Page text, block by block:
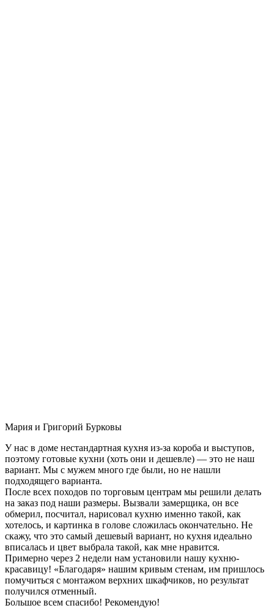
Мария и Григорий Бурковы
У нас в доме нестандартная кухня из-за короба и выступов,
поэтому готовые кухни (хоть они и дешевле) — это не наш
вариант. Мы с мужем много где были, но не нашли
подходящего варианта.
После всех походов по торговым центрам мы решили делать
на заказ под наши размеры. Вызвали замерщика, он все
обмерил, посчитал, нарисовал кухню именно такой, как
хотелось, и картинка в голове сложилась окончательно. Не
скажу, что это самый дешевый вариант, но кухня идеально
вписалась и цвет выбрала такой, как мне нравится.
Примерно через 2 недели нам установили нашу кухню-
красавицу! «Благодаря» нашим кривым стенам, им пришлось
помучиться с монтажом верхних шкафчиков, но результат
получился отменный.
Большое всем спасибо! Рекомендую!